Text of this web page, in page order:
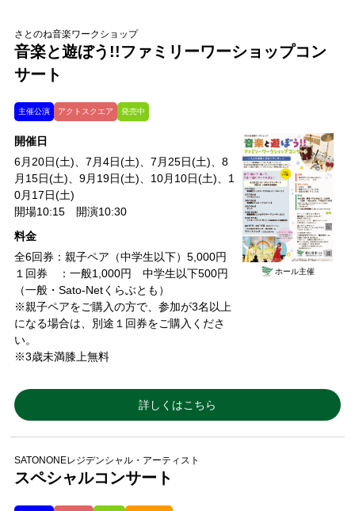
さとのね音楽ワークショップ
音楽と遊ぼう!!ファミリーワーショップコン
サート
主催公演 アクトスクエア 発売中
ホール主催
開催日
6月20日(土)、7月4日(土)、7月25日(土)、8
月15日(土)、9月19日(土)、10月10日(土)、1
0月17日(土)
開場10:15 開演10:30
料金
全6回券：親子ペア（中学生以下）5,000円
１回券 ：一般1,000円 中学生以下500円
（一般・Sato-Netくらぶとも）
※親子ペアをご購入の方で、参加が3名以上
になる場合は、別途１回券をご購入くださ
い。
※3歳未満膝上無料
詳しくはこちら
SATONONEレジデンシャル・アーティスト
スペシャルコンサート